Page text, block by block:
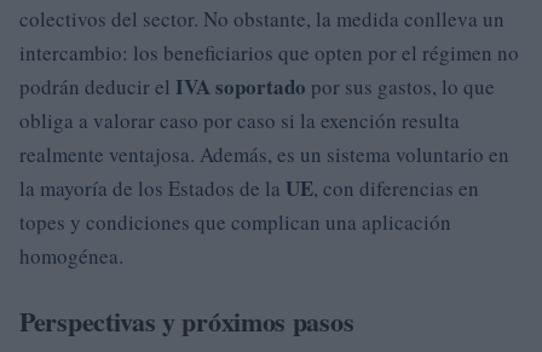
colectivos del sector. No obstante, la medida conlleva un
intercambio: los beneficiarios que opten por el régimen no
podrán deducir el IVA soportado por sus gastos, lo que
obliga a valorar caso por caso si la exención resulta
realmente ventajosa. Además, es un sistema voluntario en
la mayoría de los Estados de la UE, con diferencias en
topes y condiciones que complican una aplicación
homogénea.
Perspectivas y próximos pasos